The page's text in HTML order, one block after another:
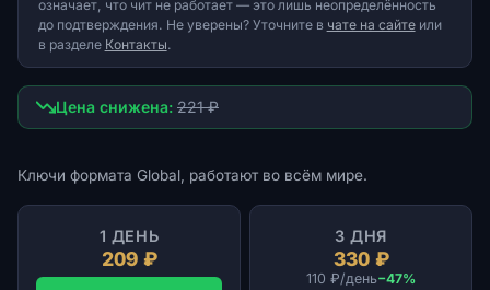
означает, что чит не работает — это лишь неопределённость
до подтверждения. Не уверены? Уточните в чате на сайтеили
в разделе Контакты.
Цена снижена: 221 ₽
Ключи формата Global, работают во всём мире.
1 ДЕНЬ
209 ₽
3 ДНЯ
330 ₽
110 ₽/день−47%